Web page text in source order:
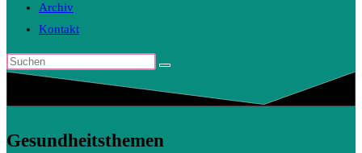
Archiv
Kontakt
Diese
Gesundheitsthemen